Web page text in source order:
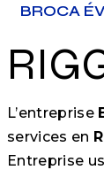
BROCA
L’entreprise
services en
Entreprise